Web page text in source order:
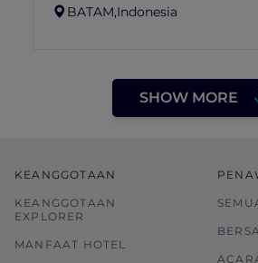
BATAM,Indonesia
SHOW MORE
KEANGGOTAAN
KEANGGOTAAN
EXPLORER
MANFAAT HOTEL